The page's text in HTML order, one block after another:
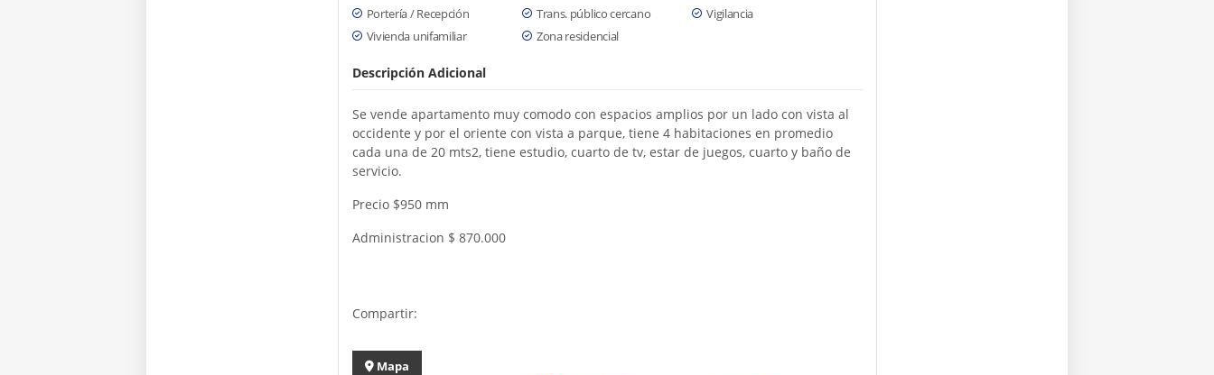
Portería / Recepción
Trans. público cercano
Vigilancia
Vivienda unifamiliar
Zona residencial
Descripción Adicional
Se vende apartamento muy comodo con espacios amplios por un lado con vista al
occidente y por el oriente con vista a parque, tiene 4 habitaciones en promedio
cada una de 20 mts2, tiene estudio, cuarto de tv, estar de juegos, cuarto y baño de
servicio.
Precio $950 mm
Administracion $ 870.000
Compartir:
Mapa